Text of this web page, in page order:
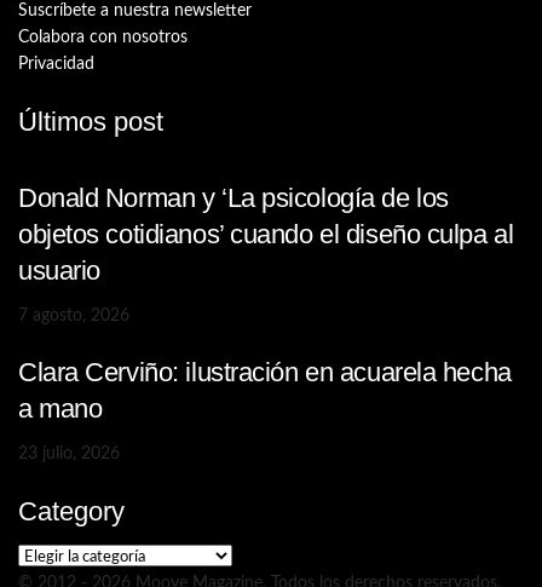
Suscríbete a nuestra newsletter
Colabora con nosotros
Privacidad
Últimos post
Donald Norman y ‘La psicología de los
objetos cotidianos’ cuando el diseño culpa al
usuario
7 agosto, 2026
Clara Cerviño: ilustración en acuarela hecha
a mano
23 julio, 2026
Category
Category
© 2012 - 2026 Moove Magazine. Todos los derechos reservados.